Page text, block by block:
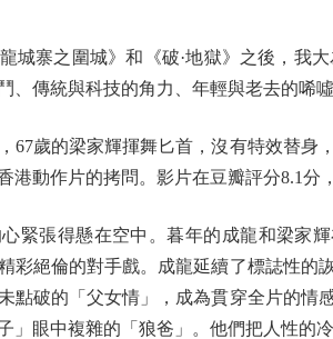
寨之圍城》和《破·地獄》之後，我大
、傳統與科技的角力、年輕與老去的
歲的梁家輝揮舞匕首，沒有特效替身
港動作片的拷問。影片在豆瓣評分8.1分
張得懸在空中。暮年的成龍和梁家輝
彩絕倫的對手戲。成龍延續了標誌性
點破的「父女情」，成為貫穿全片的
」眼中複雜的「狼爸」。他們把人性的